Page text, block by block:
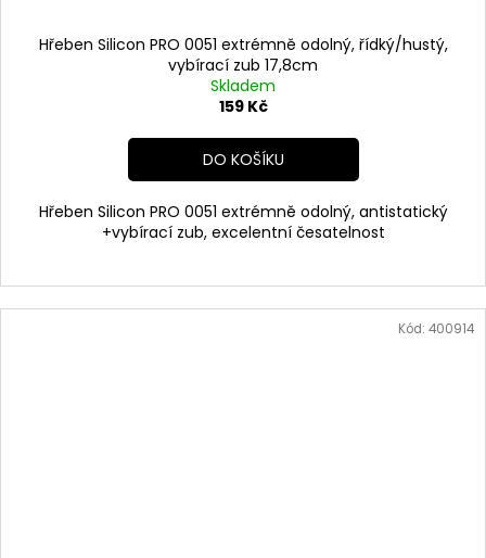
Hřeben Silicon PRO 0051 extrémně odolný, řídký/hustý,
vybírací zub 17,8cm
Skladem
159 Kč
DO KOŠÍKU
Hřeben Silicon PRO 0051 extrémně odolný, antistatický
+vybírací zub, excelentní česatelnost
Kód: 400914